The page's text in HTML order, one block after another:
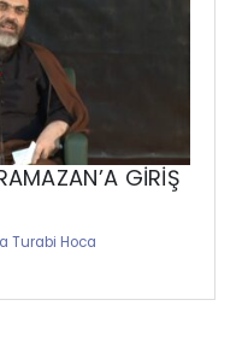
GİRİŞ
Turabi Hoca